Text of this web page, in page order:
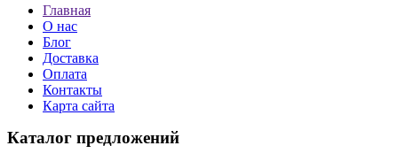
Главная
О нас
Блог
Доставка
Оплата
Контакты
Карта сайта
Каталог предложений